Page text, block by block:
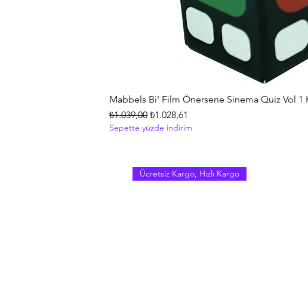
Mabbels Bi' Film Önersene Sinema Quiz Vol 1
Normal Fiyat
₺1.039,00 İndirimli Fiyat
₺1.028,61
Sepette yüzde indirim
Ücretsiz Kargo, Hızlı Kargo